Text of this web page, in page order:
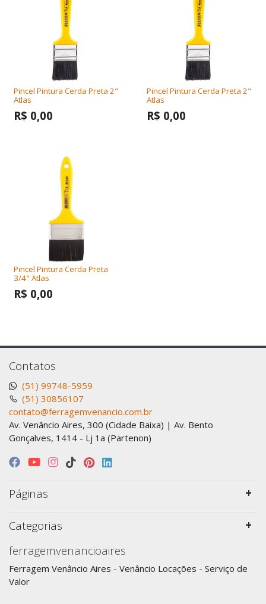
Pincel Pintura Cerda Preta 2"
Atlas
R$ 0,00
Pincel Pintura Cerda Preta 2"
Atlas
R$ 0,00
Pincel Pintura Cerda Preta
3/4" Atlas
R$ 0,00
Contatos
(51) 99748-5959
(51) 30856107
contato@ferragemvenancio.com.br
Av. Venâncio Aires, 300 (Cidade Baixa) | Av. Bento
Gonçalves, 1414 - Lj 1a (Partenon)
Páginas
Categorias
ferragemvenancioaires
Ferragem Venâncio Aires - Venâncio Locações - Serviço de
Valor